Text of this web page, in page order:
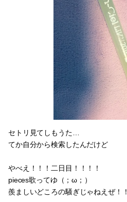
セトリ見てしもうた…
てか自分から検索したんだけど
やべえ！！！二日目！！！！
pieces歌ってゆ（；ω；）
羨ましいどころの騒ぎじゃねえぜ！！